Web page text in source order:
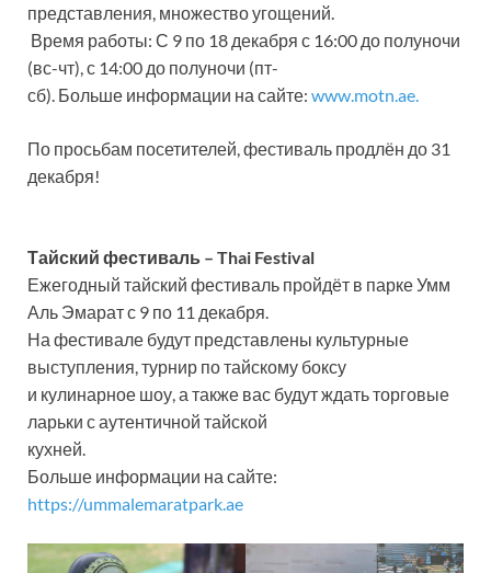
представления, множество угощений.
Время работы: С 9 по 18 декабря с 16:00 до полуночи
(вс-чт), с 14:00 до полуночи (пт-
сб). Больше информации на сайте: www.motn.ae.
По просьбам посетителей, фестиваль продлён до 31
декабря!
Тайский фестиваль – Thai Festival
Ежегодный тайский фестиваль пройдёт в парке Умм
Аль Эмарат с 9 по 11 декабря.
На фестивале будут представлены культурные
выступления, турнир по тайскому боксу
и кулинарное шоу, а также вас будут ждать торговые
ларьки с аутентичной тайской
кухней.
Больше информации на сайте:
https://ummalemaratpark.ae